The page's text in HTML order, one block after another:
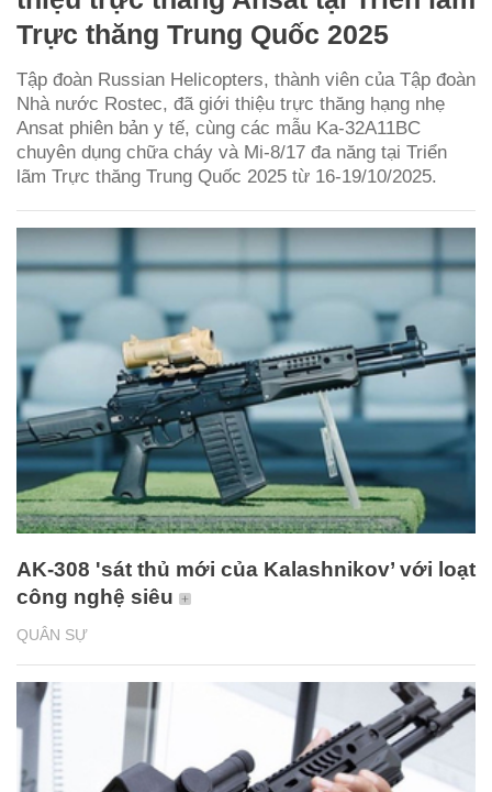
Trực thăng Trung Quốc 2025
Tập đoàn Russian Helicopters, thành viên của Tập đoàn
Nhà nước Rostec, đã giới thiệu trực thăng hạng nhẹ
Ansat phiên bản y tế, cùng các mẫu Ka-32A11BC
chuyên dụng chữa cháy và Mi-8/17 đa năng tại Triển
lãm Trực thăng Trung Quốc 2025 từ 16-19/10/2025.
QUÂN SỰ
AK-308 'sát thủ mới của Kalashnikov’ với loạt
công nghệ siêu